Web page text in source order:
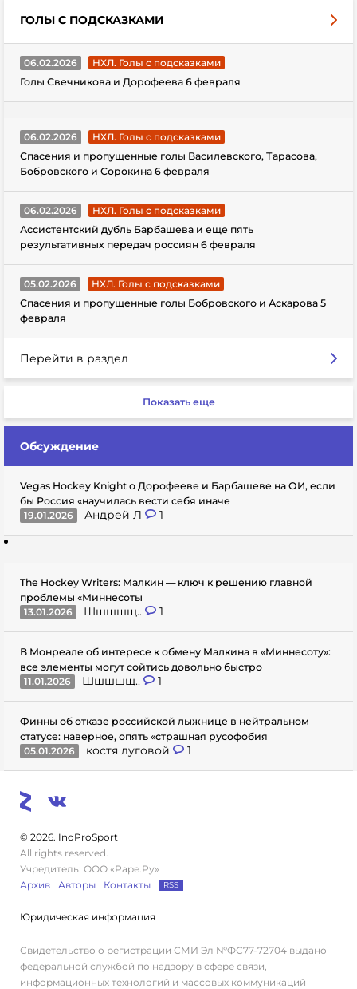
ГОЛЫ С ПОДСКАЗКАМИ
06.02.2026
НХЛ. Голы с подсказками
Голы Свечникова и Дорофеева 6 февраля
06.02.2026
НХЛ. Голы с подсказками
Спасения и пропущенные голы Василевского, Тарасова,
Бобровского и Сорокина 6 февраля
06.02.2026
НХЛ. Голы с подсказками
Ассистентский дубль Барбашева и еще пять
результативных передач россиян 6 февраля
05.02.2026
НХЛ. Голы с подсказками
Спасения и пропущенные голы Бобровского и Аскарова 5
февраля
Перейти в раздел
Показать еще
Обсуждение
Vegas Hockey Knight о Дорофееве и Барбашеве на ОИ, если
бы Россия «научилась вести себя иначе
19.01.2026
Андрей Л 1
The Hockey Writers: Малкин — ключ к решению главной
проблемы «Миннесоты
13.01.2026
Шшшшщ.. 1
В Монреале об интересе к обмену Малкина в «Миннесоту»:
все элементы могут сойтись довольно быстро
11.01.2026
Шшшшщ.. 1
Финны об отказе российской лыжнице в нейтральном
статусе: наверное, опять «страшная русофобия
05.01.2026
костя луговой 1
© 2026. InoProSport
All rights reserved.
Учредитель: ООО «Раре.Ру»
Архив
Авторы Контакты RSS
Юридическая информация
Свидетельство о регистрации СМИ Эл №ФС77-72704 выдано
федеральной службой по надзору в сфере связи,
информационных технологий и массовых коммуникаций